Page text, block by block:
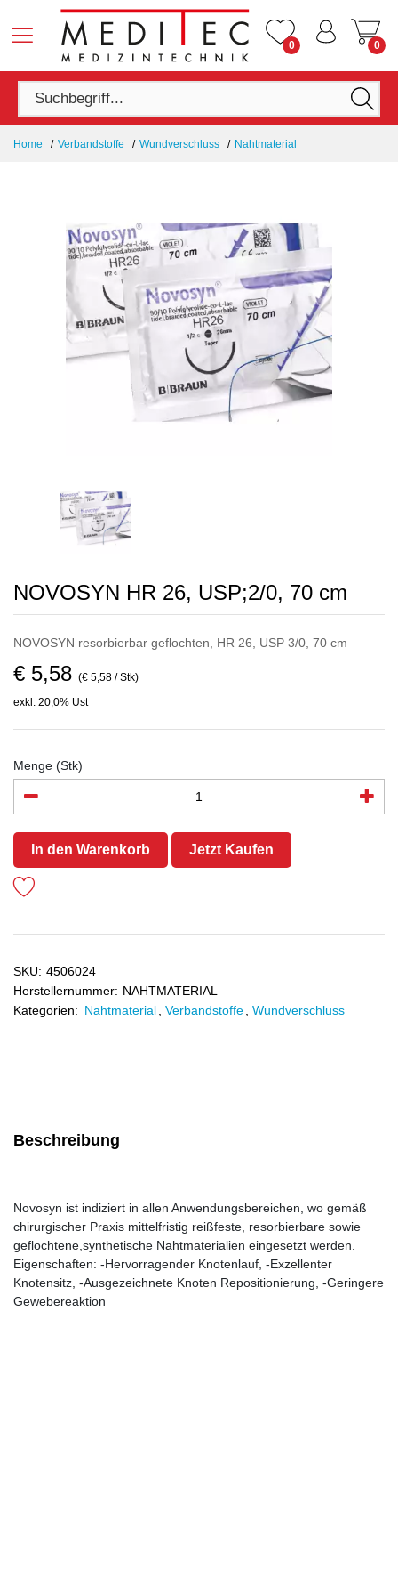
0 0
Home Verbandstoffe Wundverschluss Nahtmaterial
NOVOSYN HR 26, USP;2/0, 70 cm
NOVOSYN resorbierbar geflochten, HR 26, USP 3/0, 70 cm
€ 5,58 (€ 5,58 / Stk)
exkl. 20,0% Ust
Menge (Stk)
In den Warenkorb Jetzt Kaufen
SKU: 4506024
Herstellernummer: NAHTMATERIAL
Kategorien: Nahtmaterial Verbandstoffe Wundverschluss
Beschreibung
Novosyn ist indiziert in allen Anwendungsbereichen, wo gemäß
chirurgischer Praxis mittelfristig reißfeste, resorbierbare sowie
geflochtene,synthetische Nahtmaterialien eingesetzt werden.
Eigenschaften: -Hervorragender Knotenlauf, -Exzellenter
Knotensitz, -Ausgezeichnete Knoten Repositionierung, -Geringere
Gewebereaktion